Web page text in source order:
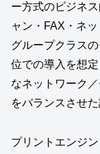
ー方式のビジネ
ャン・FAX・ネ
グループクラス
位での導入を想
なネットワーク
をバランスさせ
プリントエンジ